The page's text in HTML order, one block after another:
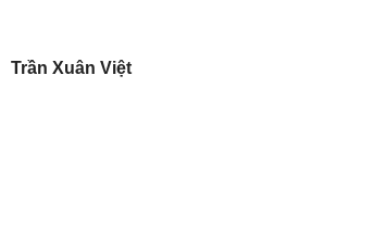
Trần Xuân Việt